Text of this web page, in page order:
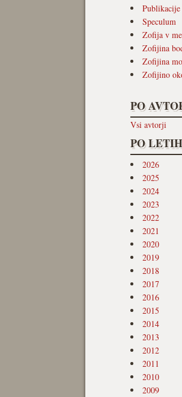
Publikacije
Speculum
Zofija v
Zofijina
Zofijina
Zofijino
PO
Vsi avtorji
PO LETIH
2026
2025
2024
2023
2022
2021
2020
2019
2018
2017
2016
2015
2014
2013
2012
2011
2010
2009